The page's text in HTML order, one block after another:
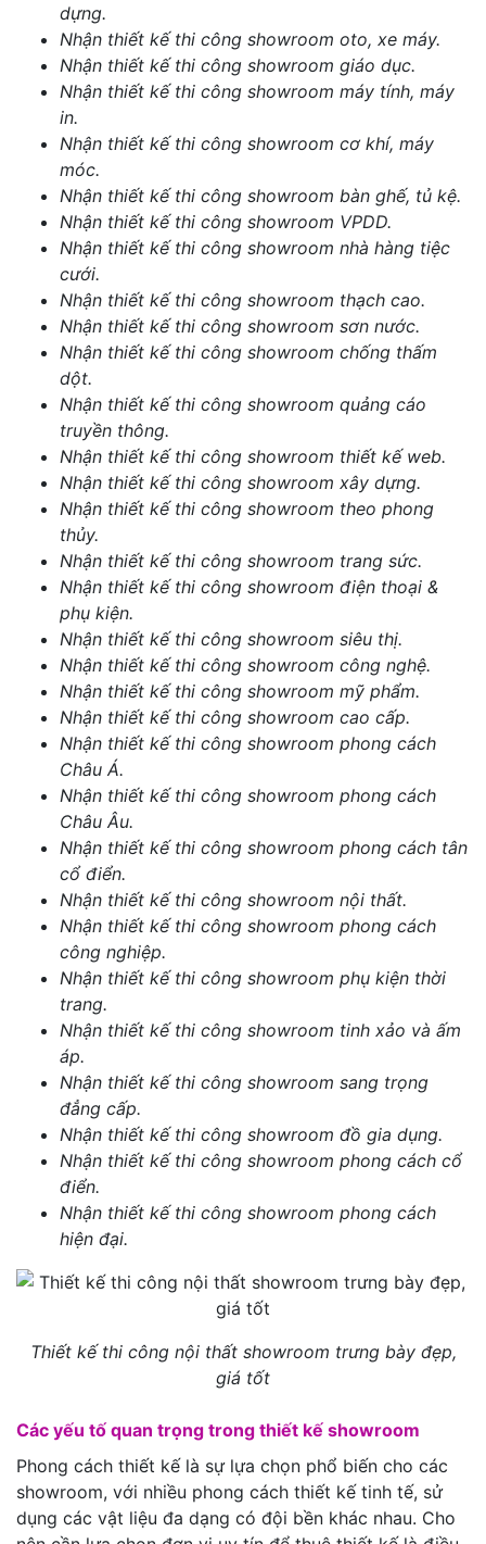
dựng.
Nhận thiết kế thi công showroom oto, xe máy.
Nhận thiết kế thi công showroom giáo dục.
Nhận thiết kế thi công showroom máy tính, máy
in.
Nhận thiết kế thi công showroom cơ khí, máy
móc.
Nhận thiết kế thi công showroom bàn ghế, tủ kệ.
Nhận thiết kế thi công showroom VPDD.
Nhận thiết kế thi công showroom nhà hàng tiệc
cưới.
Nhận thiết kế thi công showroom thạch cao.
Nhận thiết kế thi công showroom sơn nước.
Nhận thiết kế thi công showroom chống thấm
dột.
Nhận thiết kế thi công showroom quảng cáo
truyền thông.
Nhận thiết kế thi công showroom thiết kế web.
Nhận thiết kế thi công showroom xây dựng.
Nhận thiết kế thi công showroom theo phong
thủy.
Nhận thiết kế thi công showroom trang sức.
Nhận thiết kế thi công showroom điện thoại &
phụ kiện.
Nhận thiết kế thi công showroom siêu thị.
Nhận thiết kế thi công showroom công nghệ.
Nhận thiết kế thi công showroom mỹ phẩm.
Nhận thiết kế thi công showroom cao cấp.
Nhận thiết kế thi công showroom phong cách
Châu Á.
Nhận thiết kế thi công showroom phong cách
Châu Âu.
Nhận thiết kế thi công showroom phong cách tân
cổ điển.
Nhận thiết kế thi công showroom nội thất.
Nhận thiết kế thi công showroom phong cách
công nghiệp.
Nhận thiết kế thi công showroom phụ kiện thời
trang.
Nhận thiết kế thi công showroom tinh xảo và ấm
áp.
Nhận thiết kế thi công showroom sang trọng
đẳng cấp.
Nhận thiết kế thi công showroom đồ gia dụng.
Nhận thiết kế thi công showroom phong cách cổ
điển.
Nhận thiết kế thi công showroom phong cách
hiện đại.
Thiết kế thi công nội thất showroom trưng bày đẹp,
giá tốt
Các yếu tố quan trọng trong thiết kế showroom
Phong cách thiết kế là sự lựa chọn phổ biến cho các
showroom, với nhiều phong cách thiết kế tinh tế, sử
dụng các vật liệu đa dạng có đội bền khác nhau. Cho